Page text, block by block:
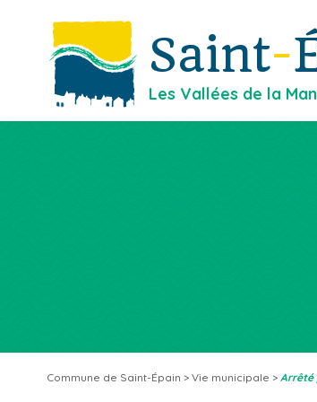
Saint-
Les Vallées de la
Commune de Saint-Épain > Vie municipale > Arrêté